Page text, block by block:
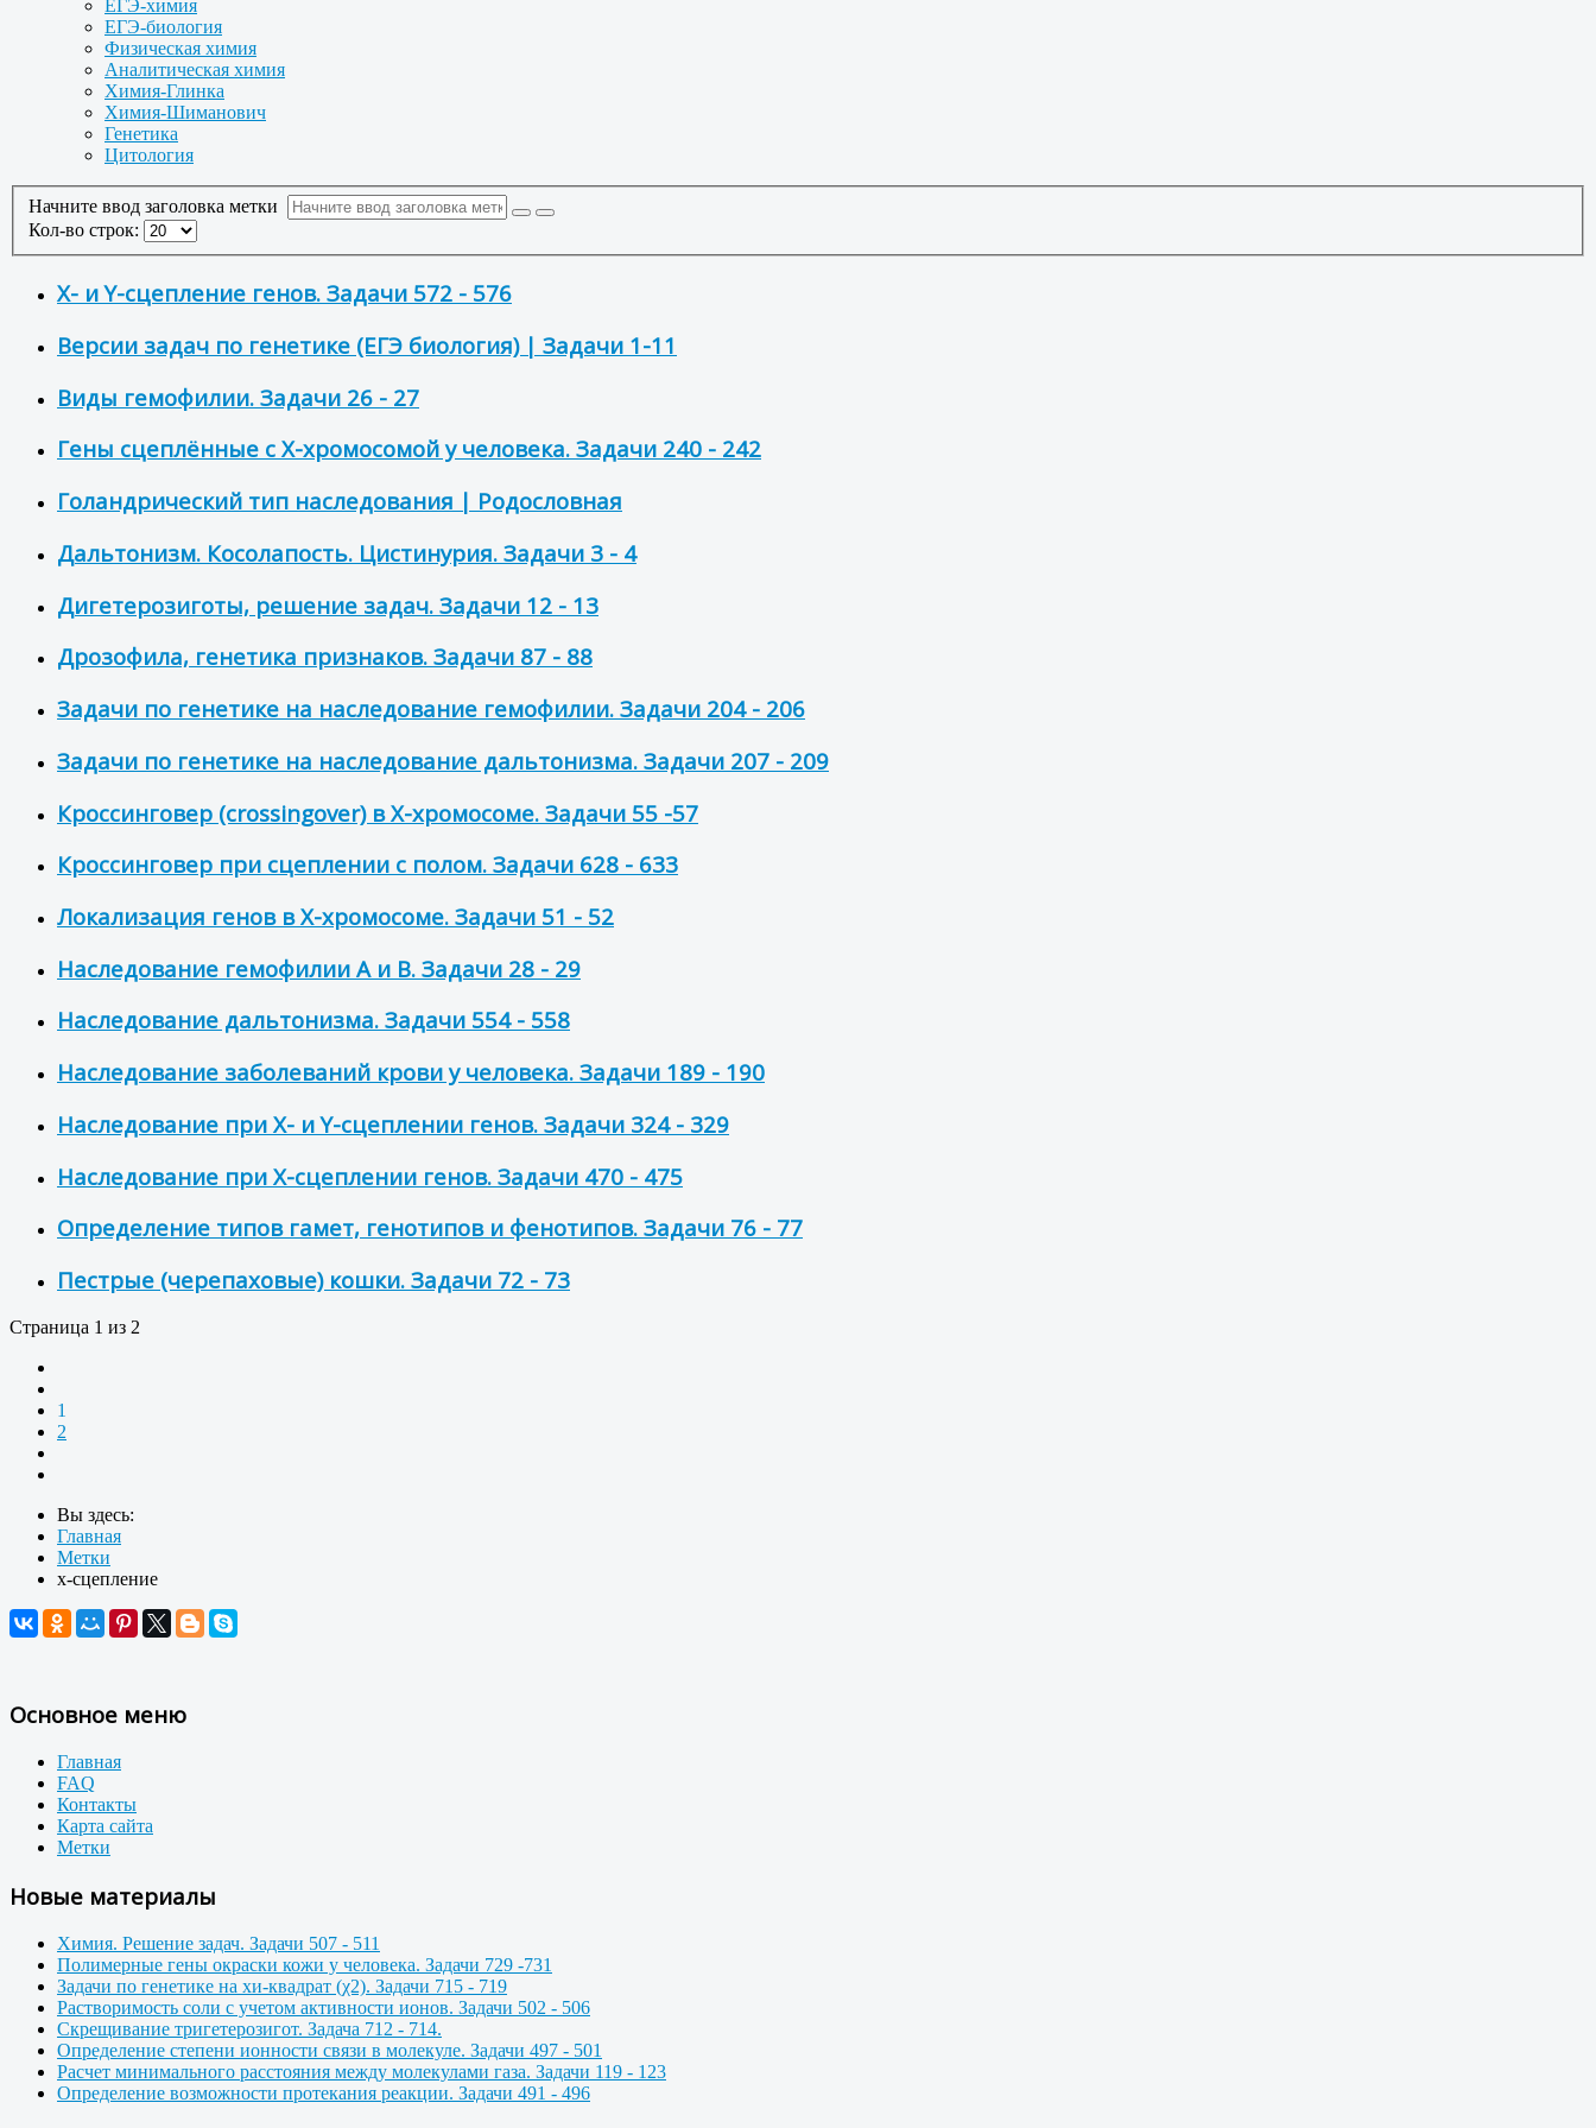
ЕГЭ-химия
ЕГЭ-биология
Физическая химия
Аналитическая химия
Химия-Глинка
Химия-Шиманович
Генетика
Цитология
Начните ввод заголовка метки
Кол-во строк:
X- и Y-сцепление генов. Задачи 572 - 576
Версии задач по генетике (ЕГЭ биология) | Задачи 1-11
Виды гемофилии. Задачи 26 - 27
Гены сцеплённые с Х-хромосомой у человека. Задачи 240 - 242
Голандрический тип наследования | Родословная
Дальтонизм. Косолапость. Цистинурия. Задачи 3 - 4
Дигетерозиготы, решение задач. Задачи 12 - 13
Дрозофила, генетика признаков. Задачи 87 - 88
Задачи по генетике на наследование гемофилии. Задачи 204 - 206
Задачи по генетике на наследование дальтонизма. Задачи 207 - 209
Кроссинговер (crossingover) в Х-хромосоме. Задачи 55 -57
Кроссинговер при сцеплении с полом. Задачи 628 - 633
Локализация генов в Х-хромосоме. Задачи 51 - 52
Наследование гемофилии А и В. Задачи 28 - 29
Наследование дальтонизма. Задачи 554 - 558
Наследование заболеваний крови у человека. Задачи 189 - 190
Наследование при Х- и Y-сцеплении генов. Задачи 324 - 329
Наследование при Х-сцеплении генов. Задачи 470 - 475
Определение типов гамет, генотипов и фенотипов. Задачи 76 - 77
Пестрые (черепаховые) кошки. Задачи 72 - 73
Страница 1 из 2
1
2
Вы здесь:
Главная
Метки
х-сцепление
Основное меню
Главная
FAQ
Контакты
Карта сайта
Метки
Новые материалы
Химия. Решение задач. Задачи 507 - 511
Полимерные гены окраски кожи у человека. Задачи 729 -731
Задачи по генетике на хи-квадрат (χ2). Задачи 715 - 719
Растворимость соли с учетом активности ионов. Задачи 502 - 506
Скрещивание тригетерозигот. Задача 712 - 714.
Определение степени ионности связи в молекуле. Задачи 497 - 501
Расчет минимального расстояния между молекулами газа. Задачи 119 - 123
Определение возможности протекания реакции. Задачи 491 - 496